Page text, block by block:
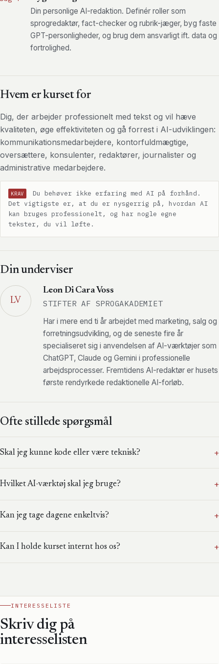
Din personlige AI-redaktion. Definér roller som
sprogredaktør, fact-checker og rubrik-jæger, byg faste
GPT-personligheder, og brug dem ansvarligt ift. data og
fortrolighed.
Hvem er kurset for
Dig, der arbejder professionelt med tekst og vil hæve
kvaliteten, øge effektiviteten og gå forrest i AI-udviklingen:
kommunikationsmedarbejdere, kontorfuldmægtige,
oversættere, konsulenter, redaktører, journalister og
administrative medarbejdere.
KRAV
Du behøver ikke erfaring med AI på forhånd.
Det vigtigste er, at du er nysgerrig på, hvordan AI
kan bruges professionelt, og har nogle egne
tekster, du vil løfte.
Din underviser
LV
Leon Di Cara Voss
STIFTER AF SPROGAKADEMIET
Har i mere end ti år arbejdet med marketing, salg og
forretningsudvikling, og de seneste fire år
specialiseret sig i anvendelsen af AI-værktøjer som
ChatGPT, Claude og Gemini i professionelle
arbejdsprocesser. Fremtidens AI-redaktør er husets
første rendyrkede redaktionelle AI-forløb.
Ofte stillede spørgsmål
Skal jeg kunne kode eller være teknisk? +
Hvilket AI-værktøj skal jeg bruge? +
Kan jeg tage dagene enkeltvis? +
Kan I holde kurset internt hos os? +
INTERESSELISTE
Skriv dig på
interesselisten